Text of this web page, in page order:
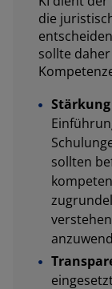
die
sollte
sollten